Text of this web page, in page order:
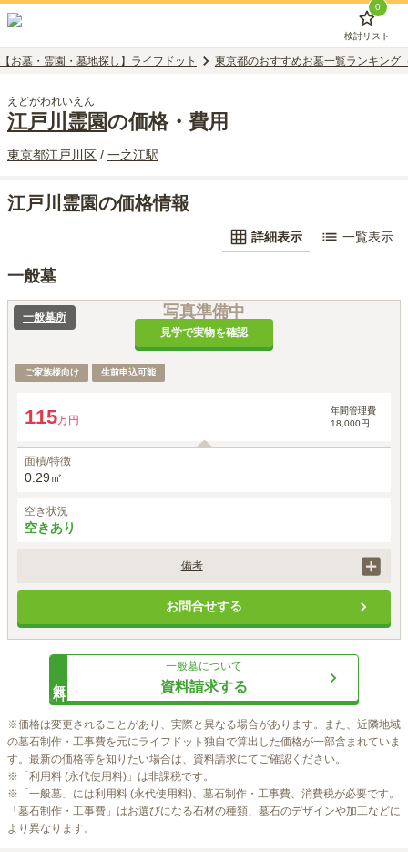
0
検討リスト
【お墓・霊園・墓地探し】ライフドット 東京都のおすすめお墓一覧ランキング
えどがわれいえん
江戸川霊園の価格・費用
東京都江戸川区 / 一之江駅
江戸川霊園の価格情報
詳細表示 一覧表示
一般墓
写真準備中
見学で実物を確認
一般墓所
ご家族様向け 生前申込可能
115万円
年間管理費
18,000円
面積/特徴
0.29㎡
空き状況
空きあり
備考
税込み
お問合せする
一般墓について
資料請求する
※価格は変更されることがあり、実際と異なる場合があります。また、近隣地域
の墓石制作・工事費を元にライフドット独自で算出した価格が一部含まれていま
す。最新の価格等を知りたい場合は、資料請求にてご確認ください。
※「利用料 (永代使用料)」は非課税です。
※「一般墓」には利用料 (永代使用料)、墓石制作・工事費、消費税が必要です。
「墓石制作・工事費」はお選びになる石材の種類、墓石のデザインや加工などに
より異なります。